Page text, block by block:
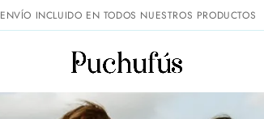
ENVÍO INCLUIDO EN TODOS NUESTROS PRODUCTOS